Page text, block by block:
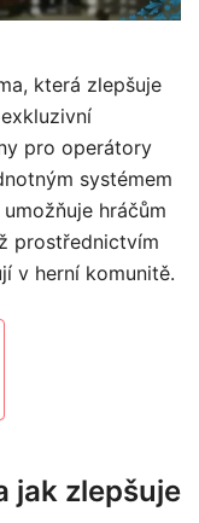
která zlepšuje
pro operátory
systémem
hráčům
prostřednictvím
v herní komunitě.
jak zlepšuje